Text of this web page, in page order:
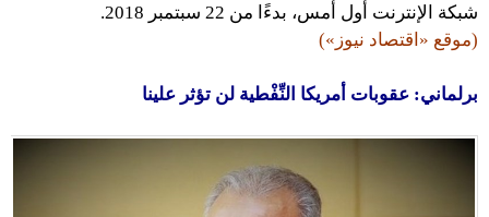
شبكة الإنترنت أول أمس، بدءًا من 22 سبتمبر 2018.
(موقع «اقتصاد نيوز»)
برلماني: عقوبات أمريكا النِّفْطية لن تؤثر علينا